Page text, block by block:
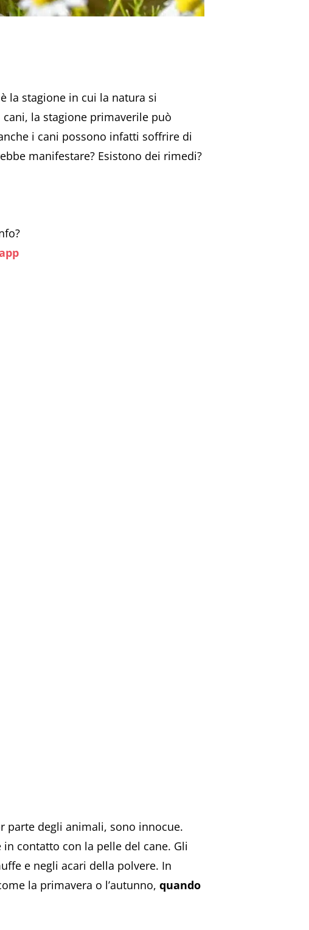
la stagione in cui la natura si
la stagione primaverile può
i cani possono infatti soffrire di
manifestare? Esistono dei rimedi?
parte degli animali, sono innocue.
contatto con la pelle del cane. Gli
e negli acari della polvere. In
la primavera o l’autunno, quando